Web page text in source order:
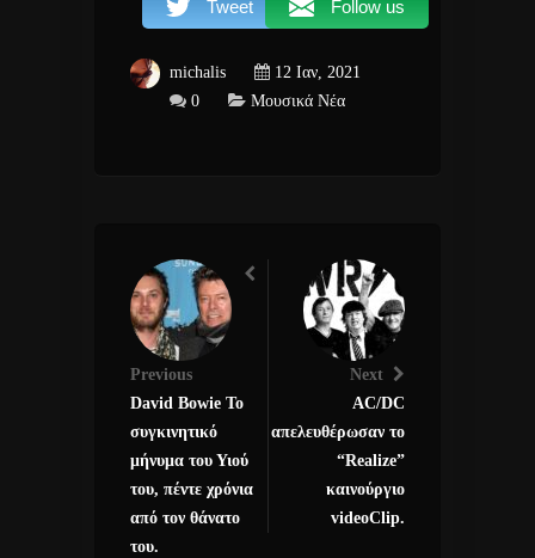
Tweet Follow us
michalis
12 Ιαν, 2021
0
Μουσικά Νέα
Previous
David Bowie Το
συγκινητικό
μήνυμα του Υιού
του, πέντε χρόνια
από τον θάνατο
του.
Next
AC/DC
απελευθέρωσαν το
“Realize”
καινούργιο
videoClip.